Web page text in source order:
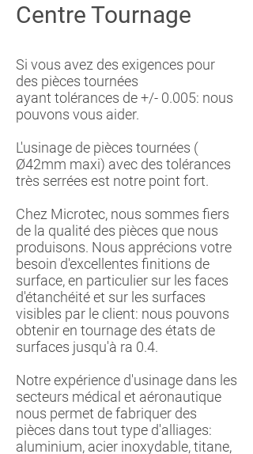
Centre Tournage
Si vous avez des exigences pour
des pièces tournées
ayant tolérances de +/- 0.005: nous
pouvons vous aider.
L'usinage de pièces tournées (
Ø42mm maxi) avec des tolérances
très serrées est notre point fort.
Chez Microtec, nous sommes fiers
de la qualité des pièces que nous
produisons. Nous apprécions votre
besoin d'excellentes finitions de
surface, en particulier sur les faces
d'étanchéité et sur les surfaces
visibles par le client: nous pouvons
obtenir en tournage des états de
surfaces jusqu'à ra 0.4.
Notre expérience d'usinage dans les
secteurs médical et aéronautique
nous permet de fabriquer des
pièces dans tout type d'alliages:
aluminium, acier inoxydable, titane,